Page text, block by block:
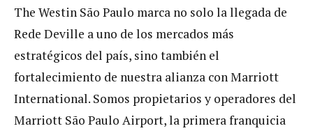
The Westin São Paulo marca no solo la llegada de
Rede Deville a uno de los mercados más
estratégicos del país, sino también el
fortalecimiento de nuestra alianza con Marriott
International. Somos propietarios y operadores del
Marriott São Paulo Airport, la primera franquicia